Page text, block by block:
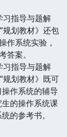
指导与题解
规划教材》还包
作系统实验，
答案。
指导与题解
规划教材》既可
作系统的辅导
的操作系统课
的参考书。